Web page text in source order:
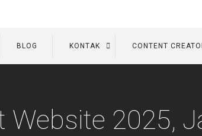
BLOG KONTAK CONTENT
Website 2025,